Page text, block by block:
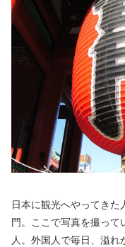
日本に観光へやってき
門。ここで写真を撮って
人。外国人で毎日、溢れ